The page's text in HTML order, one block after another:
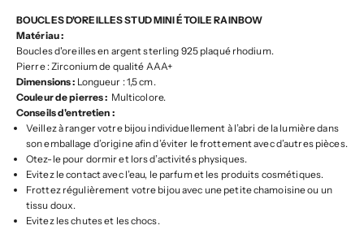
BOUCLES D'OREILLES STUD MINI ÉTOILE RAINBOW
Matériau :
Boucles d'oreilles en argent sterling 925 plaqué rhodium.
Pierre : Zirconium de qualité AAA+
Dimensions : Longueur : 1,5 cm.
Couleur de pierres : Multicolore.
Conseils d'entretien :
Veillez à ranger votre bijou individuellement à l’abri de la lumière dans
son emballage d’origine afin d’éviter le frottement avec d’autres pièces.
Otez-le pour dormir et lors d’activités physiques.
Evitez le contact avec l’eau, le parfum et les produits cosmétiques.
Frottez régulièrement votre bijou avec une petite chamoisine ou un
tissu doux.
Evitez les chutes et les chocs.